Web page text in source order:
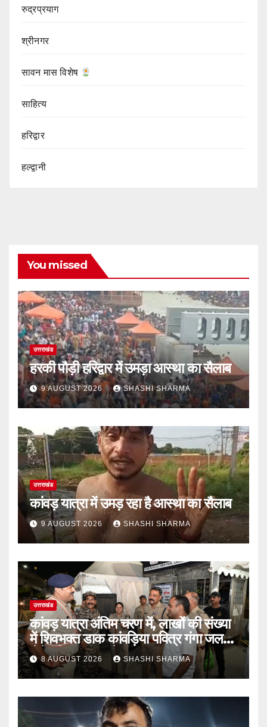
रुद्रप्रयाग
श्रीनगर
सावन मास विशेष
साहित्य
हरिद्वार
हल्द्वानी
You missed
उत्तराखंड
हरकी पौड़ी हरिद्वार में उमड़ा आस्था का सैलाब
9 AUGUST 2026 SHASHI SHARMA
उत्तराखंड
कांवड़ यात्रा में उमड़ रहा है आस्था का सैलाब
9 AUGUST 2026 SHASHI SHARMA
उत्तराखंड
कांवड़ यात्रा अंतिम चरण में, लाखों की संख्या
में शिवभक्त डाक कांवड़िया पवित्र गंगा जल
लेने हरिद्वार पहुंच रहे
8 AUGUST 2026 SHASHI SHARMA